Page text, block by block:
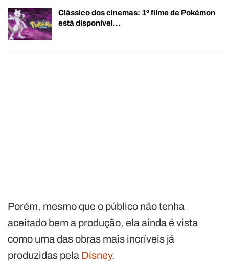
Clássico dos cinemas: 1º filme de Pokémon
está disponível…
Porém, mesmo que o público não tenha
aceitado bem a produção, ela ainda é vista
como uma das obras mais incríveis já
produzidas pela Disney.